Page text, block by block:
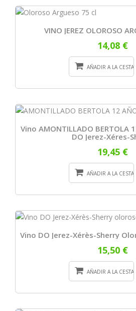
VINO JEREZ OLOROSO
14,08 €
AÑADIR A LA CESTA
Vino AMONTILLADO BERTOLA
DO Jerez-Xéres-
19,45 €
AÑADIR A LA CESTA
Vino DO Jerez-Xérès-Sherry
15,50 €
AÑADIR A LA CESTA